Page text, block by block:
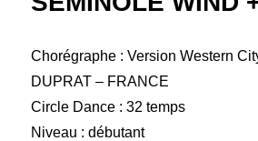
Chorégraphe : Version Western
DUPRAT – FRANCE
Circle Dance : 32 temps
Niveau : débutant